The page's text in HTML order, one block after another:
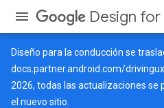
Design
Diseño para la conducción se
docs.partner.android.com/drivingux
2026, todas las actualizaciones se
el nuevo sitio.